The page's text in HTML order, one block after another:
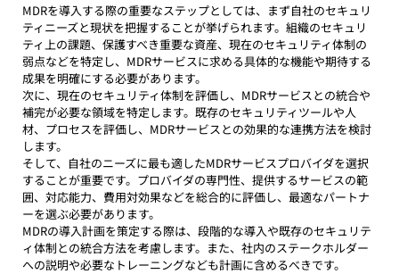
MDRを導入する際の重要なステップとしては、まず自社のセキュリ
ティニーズと現状を把握することが挙げられます。組織のセキュリ
ティ上の課題、保護すべき重要な資産、現在のセキュリティ体制の
弱点などを特定し、MDRサービスに求める具体的な機能や期待する
成果を明確にする必要があります。
次に、現在のセキュリティ体制を評価し、MDRサービスとの統合や
補完が必要な領域を特定します。既存のセキュリティツールや人
材、プロセスを評価し、MDRサービスとの効果的な連携方法を検討
します。
そして、自社のニーズに最も適したMDRサービスプロバイダを選択
することが重要です。プロバイダの専門性、提供するサービスの範
囲、対応能力、費用対効果などを総合的に評価し、最適なパートナ
ーを選ぶ必要があります。
MDRの導入計画を策定する際は、段階的な導入や既存のセキュリテ
ィ体制との統合方法を考慮します。また、社内のステークホルダー
への説明や必要なトレーニングなども計画に含めるべきです。